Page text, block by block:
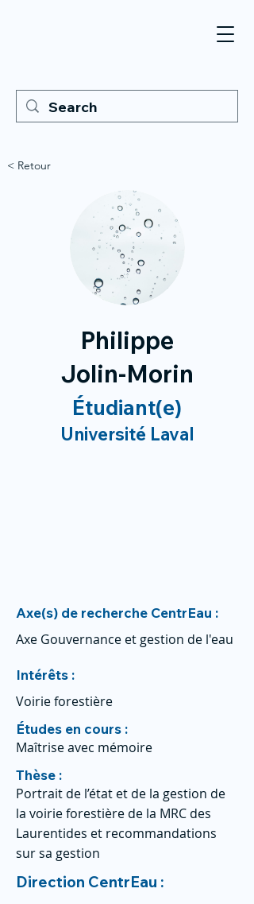
< Retour
Philippe
Jolin-Morin
Étudiant(e)
Université Laval
Axe(s) de recherche CentrEau :
Axe Gouvernance et gestion de l'eau
Intérêts :
Voirie forestière
Études en cours :
Maîtrise avec mémoire
Thèse :
Portrait de l’état et de la gestion de
la voirie forestière de la MRC des
Laurentides et recommandations
sur sa gestion
Direction CentrEau :